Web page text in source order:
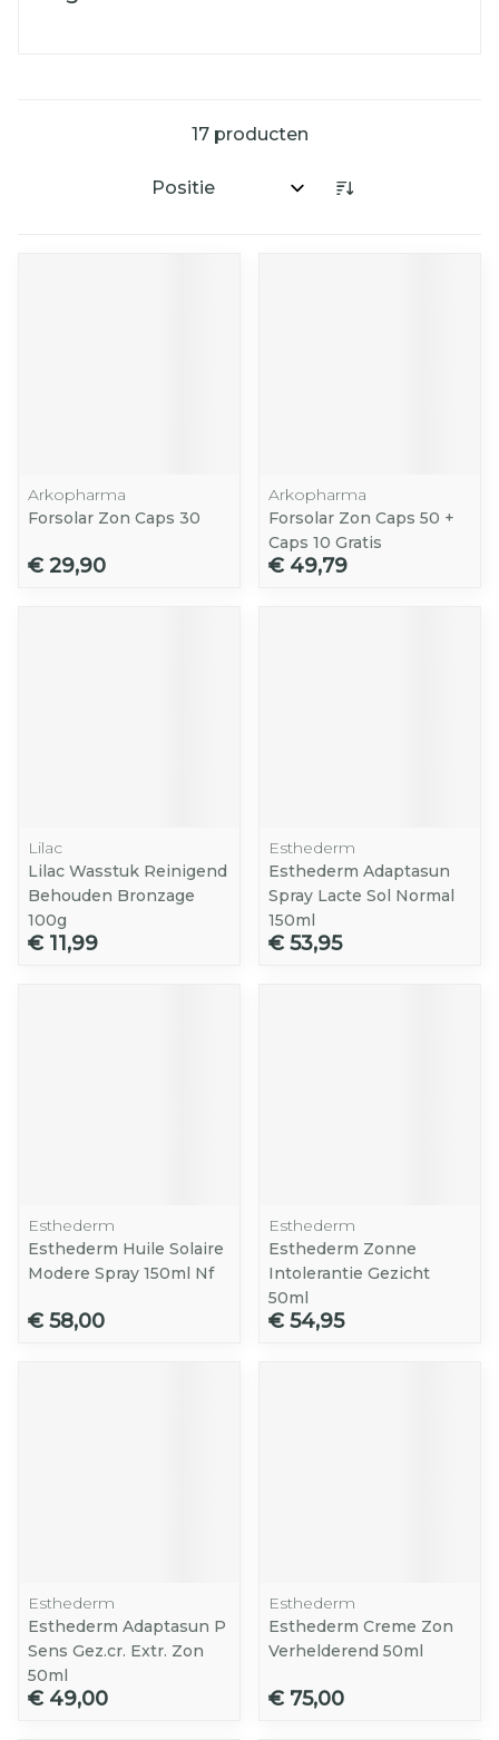
17producten
Sorteer op:
Arkopharma
Forsolar Zon Caps 30
€ 29,90
Arkopharma
Forsolar Zon Caps 50 +
Caps 10 Gratis
€ 49,79
Lilac
Lilac Wasstuk Reinigend
Behouden Bronzage
100g
€ 11,99
Esthederm
Esthederm Adaptasun
Spray Lacte Sol Normal
150ml
€ 53,95
Esthederm
Esthederm Huile Solaire
Modere Spray 150ml Nf
€ 58,00
Esthederm
Esthederm Zonne
Intolerantie Gezicht
50ml
€ 54,95
Esthederm
Esthederm Adaptasun P
Sens Gez.cr. Extr. Zon
50ml
€ 49,00
Esthederm
Esthederm Creme Zon
Verhelderend 50ml
€ 75,00